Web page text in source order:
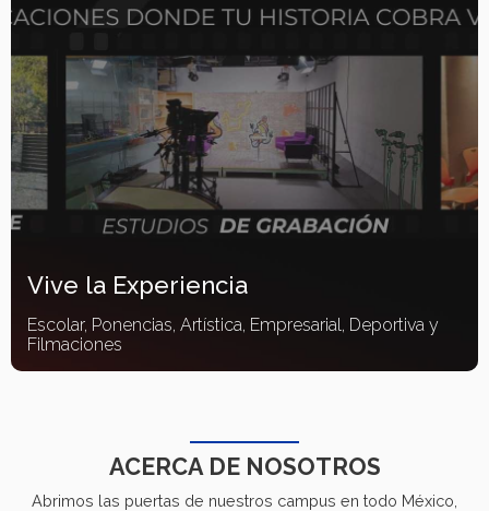
Vive la Experiencia
Escolar, Ponencias, Artística, Empresarial, Deportiva y
Filmaciones
ACERCA DE NOSOTROS
Abrimos las puertas de nuestros campus en todo México,